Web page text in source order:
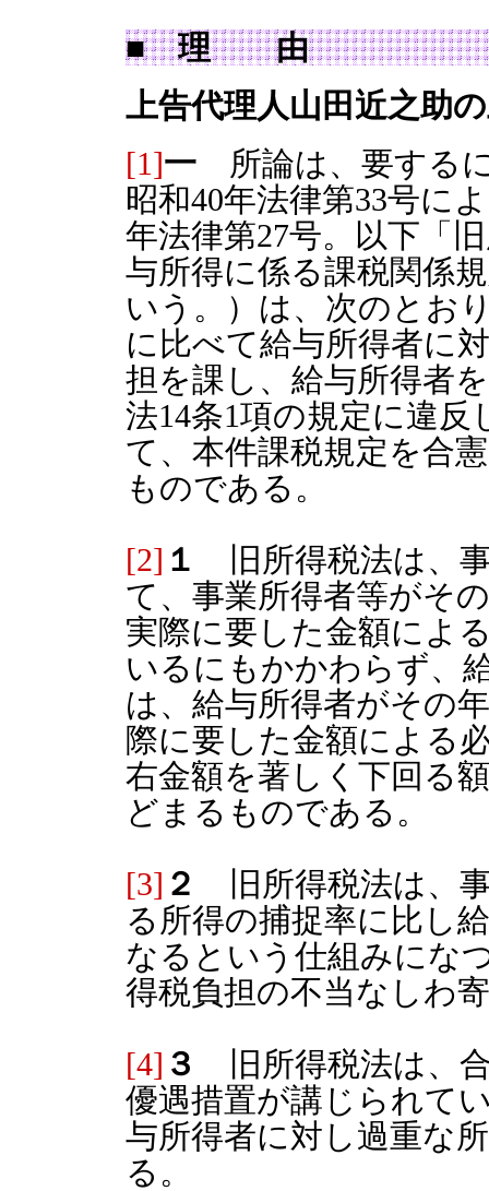
■ 理 由
上告代理人山田近之助
[1]一 所論は、要する
昭和40年法律第33号に
年法律第27号。以下「
与所得に係る課税関係
いう。）は、次のとお
に比べて給与所得者に
担を課し、給与所得者
法14条1項の規定に違
て、本件課税規定を合
ものである。
[2] １
旧所得税法は、
て、事業所得者等がそ
実際に要した金額によ
いるにもかかわらず、
は、給与所得者がその
際に要した金額による
右金額を著しく下回る
どまるものである。
[3] ２
旧所得税法は、
る所得の捕捉率に比し
なるという仕組みにな
得税負担の不当なしわ
[4] ３
旧所得税法は、
優遇措置が講じられて
与所得者に対し過重な
る。